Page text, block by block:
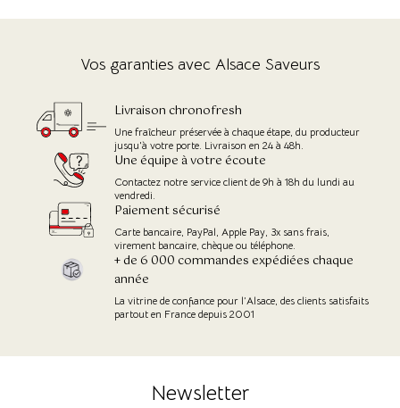
Vos garanties avec Alsace Saveurs
Livraison chronofresh
Une fraîcheur préservée à chaque étape, du producteur
jusqu'à votre porte. Livraison en 24 à 48h.
Une équipe à votre écoute
Contactez notre service client de 9h à 18h du lundi au
vendredi.
Paiement sécurisé
Carte bancaire, PayPal, Apple Pay, 3x sans frais,
virement bancaire, chèque ou téléphone.
+ de 6 000 commandes expédiées chaque
année
La vitrine de confiance pour l’Alsace, des clients satisfaits
partout en France depuis 2001
Newsletter